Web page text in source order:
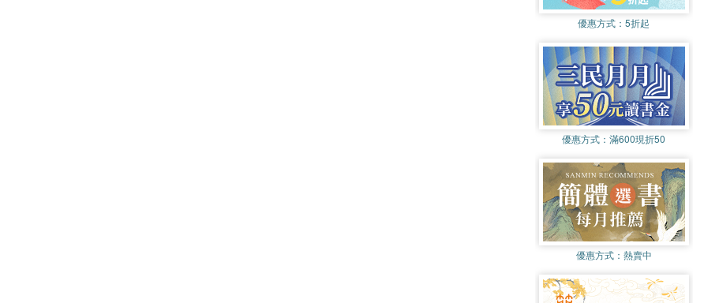
優惠方式：5折起
優惠方式：滿600現折50
優惠方式： 熱賣中